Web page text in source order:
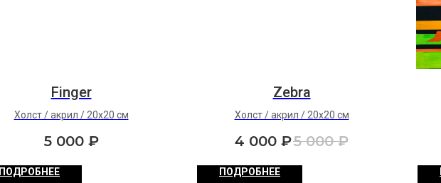
Finger
Холст / акрил / 20х20 см
5 000 ₽
ПОДРОБНЕЕ
Zebra
Холст / акрил / 20х20 см
4 000 ₽5 000 ₽
ПОДРОБНЕЕ